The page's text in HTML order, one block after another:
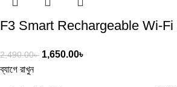
F3 Smart Rechargeable Wi-
2,490.00৳ 1,650.00৳
ব্যাগে রাখুন